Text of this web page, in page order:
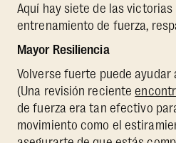
Aquí hay siete de las victorias
entrenamiento de fuerza,
Mayor Resiliencia
Volverse fuerte puede
(Una revisión reciente
de fuerza era tan efectivo
movimiento como el